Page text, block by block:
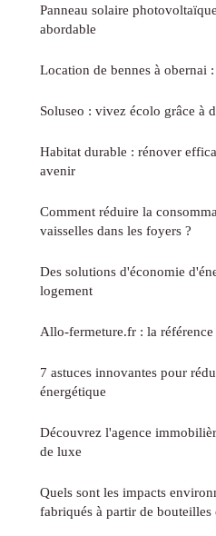
Panneau solaire
abordable
Location de bennes à obernai
Soluseo : vivez écolo grâce à
Habitat durable : rénover
avenir
Comment réduire la
vaisselles dans les foyers ?
Des solutions d'économie
logement
Allo-fermeture.fr : la
7 astuces innovantes pour
énergétique
Découvrez l'agence
de luxe
Quels sont les impacts
fabriqués à partir de bouteilles